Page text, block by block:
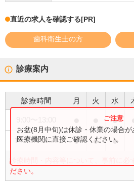
直近の求人を確認する[PR]
歯科衛生士の方
診療案内
診療時間 月 火 水
●
14:00〜18:30 ● ● ●
診療時間・内容等について、事前に必
ださい。
お盆(8月中旬)は休診・休業の場合
医療機関に直接ご確認ください。